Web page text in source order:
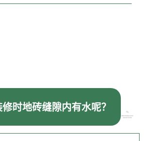
时地砖缝隙内有水呢？